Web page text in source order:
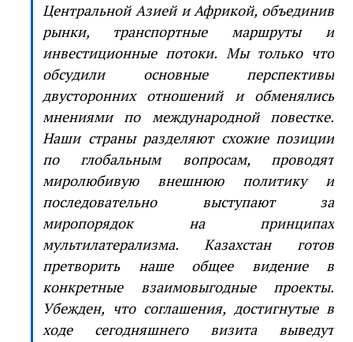
Центральной Азией и Африкой, объединив
рынки, транспортные маршруты и
инвестиционные потоки. Мы только что
обсудили основные перспективы
двусторонних отношений и обменялись
мнениями по международной повестке.
Наши страны разделяют схожие позиции
по глобальным вопросам, проводят
миролюбивую внешнюю политику и
последовательно выступают за
миропорядок на принципах
мультилатерализма. Казахстан готов
претворить наше общее видение в
конкретные взаимовыгодные проекты.
Убежден, что соглашения, достигнутые в
ходе сегодняшнего визита выведут